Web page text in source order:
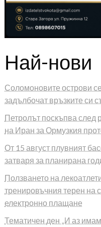
Най-нови
Соломоновите острови
задълбочат връзките си
Петролът поскъпва след
на Иран за Ормузкия
От 15 август плувният
затваря за планирана
Ползването на
тренировъчния терен на
електронно плащане
Тематичен ден „И аз